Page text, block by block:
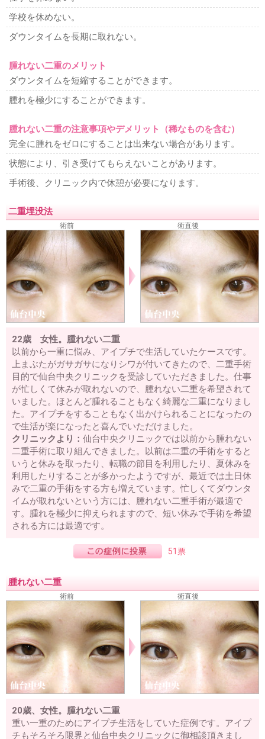
学校を休めない。
ダウンタイムを長期に取れない。
腫れない二重のメリット
ダウンタイムを短縮することができます。
腫れを極少にすることができます。
腫れない二重の注意事項やデメリット（稀なものを含む）
完全に腫れをゼロにすることは出来ない場合があります。
状態により、引き受けてもらえないことがあります。
手術後、クリニック内で休憩が必要になります。
二重埋没法
術前 術直後
22歳 女性。腫れない二重
以前から一重に悩み、アイプチで生活していたケースです。
上まぶたがガサガサになりシワが付いてきたので、二重手術
目的で仙台中央クリニックを受診していただきました。仕事
が忙しくて休みが取れないので、腫れない二重を希望されて
いました。ほとんど腫れることもなく綺麗な二重になりまし
た。アイプチをすることもなく出かけられることになったの
で生活が楽になったと喜んでいただけました。
クリニックより： 仙台中央クリニックでは以前から腫れない
二重手術に取り組んできました。以前は二重の手術をすると
いうと休みを取ったり、転職の節目を利用したり、夏休みを
利用したりすることが多かったようですが、最近では土日休
みで二重の手術をする方も増えています。忙しくてダウンタ
イムが取れないという方には、腫れない二重手術が最適で
す。腫れを極少に抑えられますので、短い休みで手術を希望
される方には最適です。
51票
腫れない二重
術前 術直後
20歳、女性。腫れない二重
重い一重のためにアイプチ生活をしていた症例です。アイプ
チもそろそろ限界と仙台中央クリニックに御相談頂きまし